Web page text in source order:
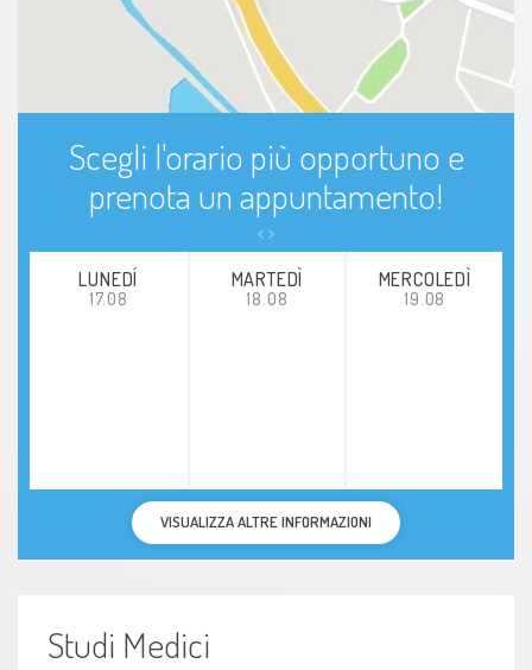
Scegli l'orario più opportuno e
prenota un appuntamento!
LUNEDÍ
17.08
MARTEDÌ
18.08
MERCOLEDÌ
19.08
VISUALIZZA ALTRE INFORMAZIONI
Studi Medici